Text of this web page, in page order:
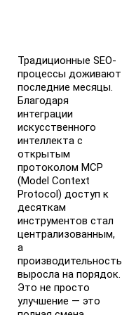
Традиционные SEO-
процессы доживают
последние месяцы.
Благодаря
интеграции
искусственного
интеллекта с
открытым
протоколом MCP
(Model Context
Protocol) доступ к
десяткам
инструментов стал
централизованным,
а
производительность
выросла на порядок.
Это не просто
улучшение — это